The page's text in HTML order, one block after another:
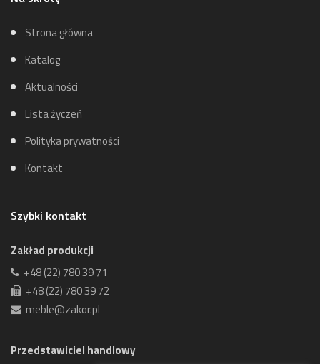
Strona główna
Katalog
Aktualności
Lista życzeń
Polityka prywatności
Kontakt
Szybki kontakt
Zakład produkcji
+48 (22) 780 39 71
+48 (22) 780 39 72
meble@zakor.pl
Przedstawiciel handlowy